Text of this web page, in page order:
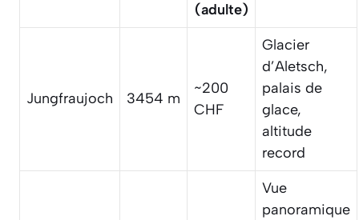
(adulte)
Jungfraujoch 3454 m
~200
CHF
Glacier
d’Aletsch,
palais de
glace,
altitude
record
Vue
panoramique